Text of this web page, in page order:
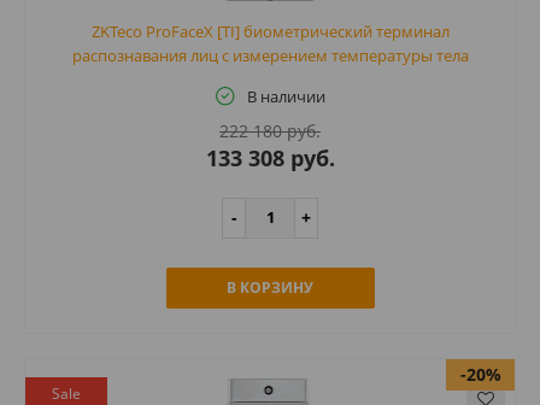
ZKTeco ProFaceX [TI] биометрический терминал
распознавания лиц с измерением температуры тела
В наличии
222 180 руб.
133 308 руб.
В КОРЗИНУ
Sale
-20%